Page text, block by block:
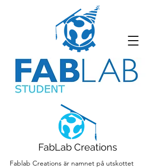
FabLab Creations
Fablab Creations är namnet på utskottet